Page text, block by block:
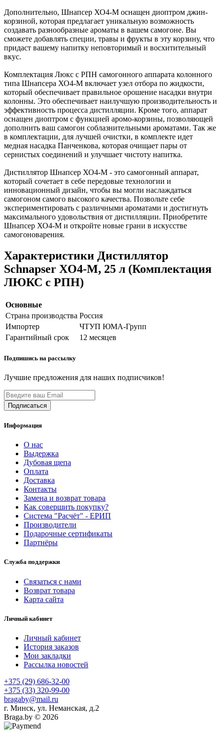
Дополнительно, Шнапсер ХО4-М оснащен диоптром джин-
корзиной, которая предлагает уникальную возможность
создавать разнообразные ароматы в вашем самогоне. Вы
сможете добавлять специи, травы и фрукты в эту корзину, что
придаст вашему напитку неповторимый и восхитительный
вкус.
Комплектация Люкс с РПН самогонного аппарата колонного
типа Шнапсера ХО4-М включает узел отбора по жидкости,
который обеспечивает правильное орошение насадки внутри
колонны. Это обеспечивает наилучшую производительность и
эффективность процесса дистилляции. Кроме того, аппарат
оснащен диоптром с функцией аромо-корзины, позволяющей
дополнить ваш самогон соблазнительными ароматами. Так же
в комплектации, для лучшей очистки, в комплекте идет
медная насадка Панченкова, которая очищает пары от
сернистых соединений и улучшает чистоту напитка.
Дистиллятор Шнапсер ХО4-М - это самогонный аппарат,
который сочетает в себе передовые технологии и
инновационный дизайн, чтобы вы могли наслаждаться
самогоном самого высокого качества. Позвольте себе
экспериментировать с различными ароматами и достигнуть
максимального удовольствия от дистилляции. Приобретите
Шнапсер ХО4-М и откройте новые грани в искусстве
самогоноварения.
Характеристики Дистиллятор
Schnapser XO4-M, 25 л (Комплектация
ЛЮКС с РПН)
Основные
Страна производства Россия
Импортер
ЧТУП ЮМА-Групп
Гарантийный срок
12 месяцев
Подпишись на рассылку
Лучшие предложения для наших подписчиков!
Информация
О нас
Выдержка
Дубовая щепа
Оплата
Доставка
Контакты
Замена и возврат товара
Как совершить покупку?
Система "Расчёт" - ЕРИП
Производители
Подарочные сертификаты
Партнёры
Служба поддержки
Связаться с нами
Возврат товара
Карта сайта
Личный кабинет
Личный кабинет
История заказов
Мои закладки
Рассылка новостей
+375 (29) 686-32-00
+375 (33) 320-99-00
bragaby@mail.ru
г. Минск, ул. Неманская, д.2
Braga.by © 2026